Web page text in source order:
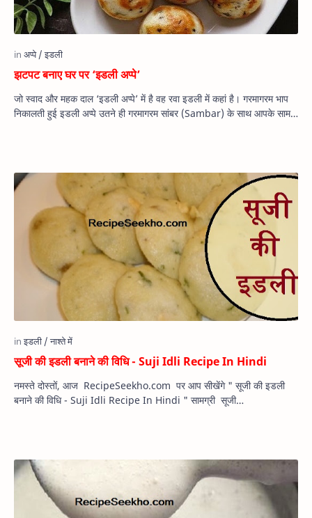
झटपट बनाए घर पर ‘इडली अप्पे’
जो स्वाद और महक दाल ‘इडली अप्पे’ में है वह रवा इडली में कहां है। गरमागरम भाप
निकालती हुई इडली अप्पे उतने ही गरमागरम सांबर (Sambar) के साथ आपके साम…
सूजी की इडली बनाने की विधि - Suji Idli Recipe In Hindi
नमस्ते दोस्तों, आज RecipeSeekho.com पर आप सीखेंगे " सूजी की इडली
बनाने की विधि - Suji Idli Recipe In Hindi " सामग्री सूजी…